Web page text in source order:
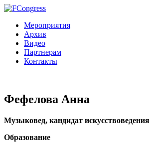
Мероприятия
Архив
Видео
Партнерам
Контакты
Фефелова Анна
Музыковед, кандидат искусствоведения
Образование